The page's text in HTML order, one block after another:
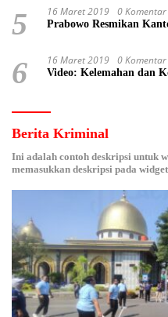
5 16 Maret 2019 0 Komentar
Prabowo Resmikan
6 16 Maret 2019 0 Komentar
Video: Kelemahan dan
Berita Kriminal
Ini adalah contoh deskripsi untuk
memasukkan deskripsi pada